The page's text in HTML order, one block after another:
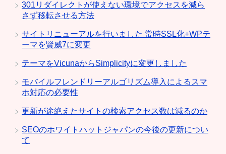
301リダイレクトが使えない環境でアクセスを減ら
さず移転させる方法
サイトリニューアルを行いました 常時SSL化+WPテ
ーマを賢威7に変更
テーマをVicunaからSimplicityに変更しました
モバイルフレンドリーアルゴリズム導入によるスマ
ホ対応の必要性
更新が途絶えたサイトの検索アクセス数は減るのか
SEOのホワイトハットジャパンの今後の更新につい
て